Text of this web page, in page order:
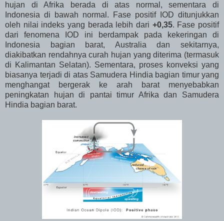
hujan di Afrika berada di atas normal, sementara di
Indonesia di bawah normal. Fase positif IOD ditunjukkan
oleh nilai indeks yang berada lebih dari +0,35. Fase positif
dari fenomena IOD ini berdampak pada kekeringan di
Indonesia bagian barat, Australia dan sekitarnya,
diakibatkan rendahnya curah hujan yang diterima (termasuk
di Kalimantan Selatan). Sementara, proses konveksi yang
biasanya terjadi di atas Samudera Hindia bagian timur yang
menghangat bergerak ke arah barat menyebabkan
peningkatan hujan di pantai timur Afrika dan Samudera
Hindia bagian barat.